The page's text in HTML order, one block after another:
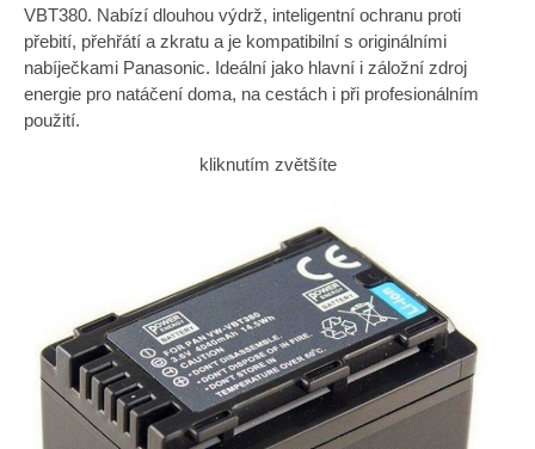
VBT380. Nabízí dlouhou výdrž, inteligentní ochranu proti
přebití, přehřátí a zkratu a je kompatibilní s originálními
nabíječkami Panasonic. Ideální jako hlavní i záložní zdroj
energie pro natáčení doma, na cestách i při profesionálním
použití.
kliknutím zvětšíte